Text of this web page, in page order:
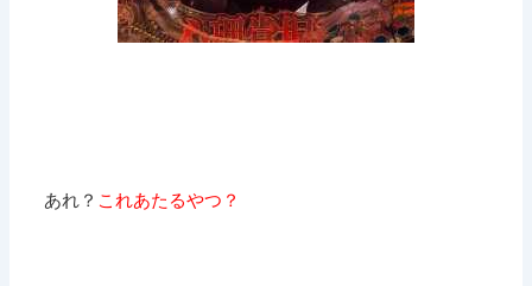
あれ？ これあたるやつ？